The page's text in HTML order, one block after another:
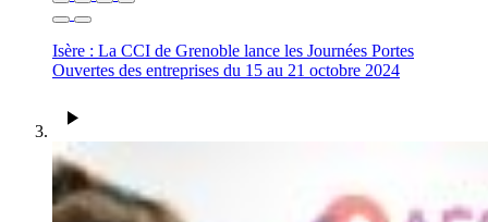
Isère : La CCI de Grenoble lance les Journées Portes
Ouvertes des entreprises du 15 au 21 octobre 2024